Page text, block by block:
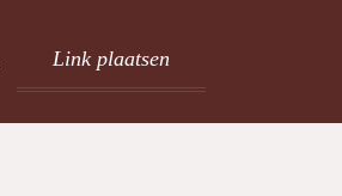
Link plaatsen